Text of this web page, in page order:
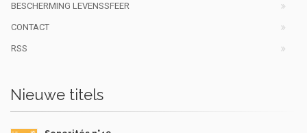
BESCHERMING LEVENSSFEER
CONTACT
RSS
Nieuwe titels